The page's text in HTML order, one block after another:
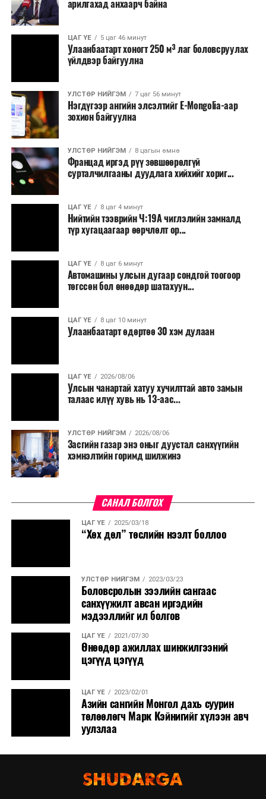
бүтээгдэхүүний нөөц бүрдүүлэх, хадгалах, түгээх,
борлуулах бүх шатанд цахим төлбөрийн баримт
үйлдэж, бүртгэлийг ил тод болгох юм.
2026 оны намар бэлтгэж, 2027 оны хавар худалдаанд
Засаг дарга Б.Пүрэвдагваг онцгойлон анхаарч
ажиллахыг Ерөнхий сайд үүрэг болгожээ.
Нөөцийн махыг цахим системд бүртгэснээр мах
бэлтгэлийн явц, нөөцийн үлдэгдэл ил тод болно. Мөн
хөнгөлөлттэй зээлийг зориулалтын бусаар ашиглах
явдлыг таслан зогсоох, хүртээмжийг нэмэгдүүлэх,
өрсөлдөөнийг бий болгох боломжтой гэж үзжээ.
Иргэд агуулах, үйлдвэрээс махаа шууд худалдан авах,
малчид системээр дамжуулан бүтээгдэхүүнээ
Түүнчлэн түлш, улаанбуудай, хүнсний ногооны нөөц
бүрдүүлэх зоорь, агуулах барих аж ахуйн нэгжүүдэд
арилгахад анхаарч байна
ЦАГ ҮЕ 5 цаг 46 минут
Улаанбаатарт хоногт 250 м³ лаг боловсруулах
үйлдвэр байгуулна
УЛСТӨР НИЙГЭМ 7 цаг 56 минут
Нэгдүгээр ангийн элсэлтийг E-Mongolia-аар
зохион байгуулна
УЛСТӨР НИЙГЭМ 8 цагын өмнө
Францад иргэд рүү зөвшөөрөлгүй
сурталчилгааны дуудлага хийхийг хориг...
ЦАГ ҮЕ 8 цаг 4 минут
Нийтийн тээврийн Ч:19А чиглэлийн замналд
түр хугацаагаар өөрчлөлт ор...
ЦАГ ҮЕ 8 цаг 6 минут
Автомашины улсын дугаар сондгой тоогоор
төгссөн бол өнөөдөр шатахуун...
ЦАГ ҮЕ 8 цаг 10 минут
Улаанбаатарт өдөртөө 30 хэм дулаан
ЦАГ ҮЕ 2026/08/06
Улсын чанартай хатуу хучилттай авто замын
талаас илүү хувь нь 13-аас...
УЛСТӨР НИЙГЭМ 2026/08/06
Засгийн газар энэ оныг дуустал санхүүгийн
хэмнэлтийн горимд шилжинэ
САНАЛ БОЛГОХ
ЦАГ ҮЕ 2025/03/18
“Хөх дөл” төслийн нээлт боллоо
УЛСТӨР НИЙГЭМ 2023/03/23
Боловсролын зээлийн сангаас
санхүүжилт авсан иргэдийн
мэдээллийг ил болгов
ЦАГ ҮЕ 2021/07/30
Өнөөдөр ажиллах шинжилгээний
цэгүүд цэгүүд
ЦАГ ҮЕ 2023/02/01
Азийн сангийн Монгол дахь суурин
төлөөлөгч Марк Кэйнигийг хүлээн авч
уулзлаа